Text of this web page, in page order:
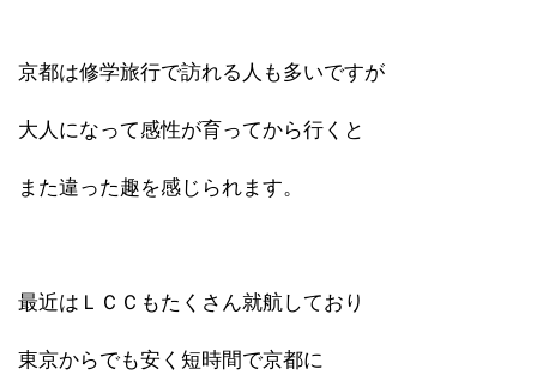
京都は修学旅行で訪れる人も多いですが
大人になって感性が育ってから行くと
また違った趣を感じられます。
最近はＬＣＣもたくさん就航しており
東京からでも安く短時間で京都に